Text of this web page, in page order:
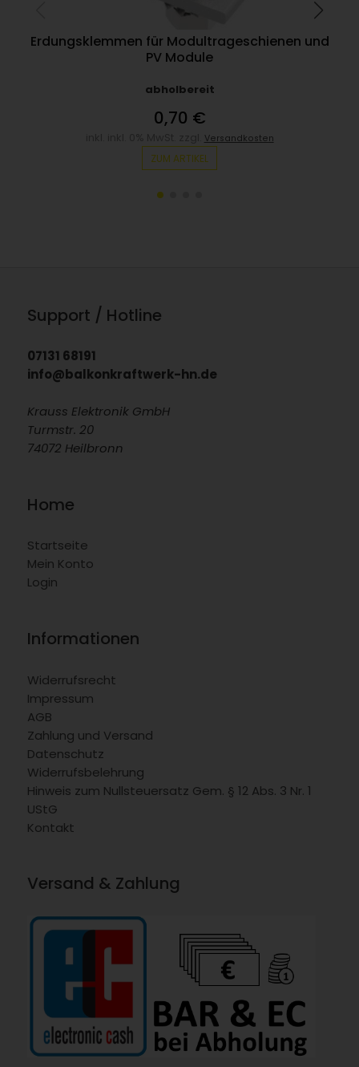
Erdungsklemmen für Modultrageschienen und
PV Module
abholbereit
0,70 €
Versandkosten
ZUM ARTIKEL
Support / Hotline
07131 68191
info@balkonkraftwerk-hn.de
Krauss Elektronik GmbH
Turmstr. 20
74072 Heilbronn
Home
Startseite
Mein Konto
Login
Informationen
Widerrufsrecht
Impressum
AGB
Zahlung und Versand
Datenschutz
Widerrufsbelehrung
Hinweis zum Nullsteuersatz Gem. § 12 Abs. 3 Nr. 1
UStG
Kontakt
Versand & Zahlung